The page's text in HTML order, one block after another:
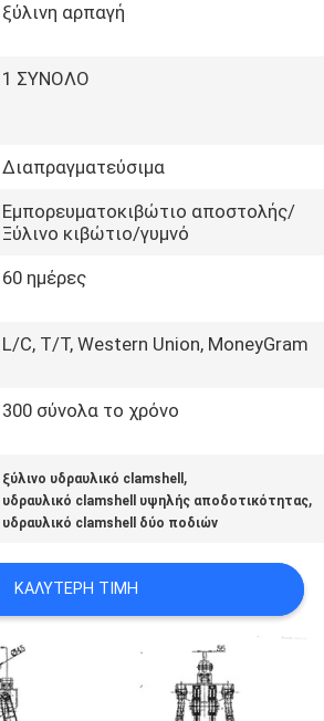
ξύλινη αρπαγή
1 ΣΥΝΟΛΟ
Διαπραγματεύσιμα
Εμπορευματοκιβώτιο αποστολής/
Ξύλινο κιβώτιο/γυμνό
60 ημέρες
L/C, T/T, Western Union, MoneyGram
300 σύνολα το χρόνο
ξύλινο υδραυλικό clamshell ,
υδραυλικό clamshell υψηλής αποδοτικότητας,
υδραυλικό clamshell δύο ποδιών
ΚΑΛΎΤΕΡΗ ΤΙΜΉ